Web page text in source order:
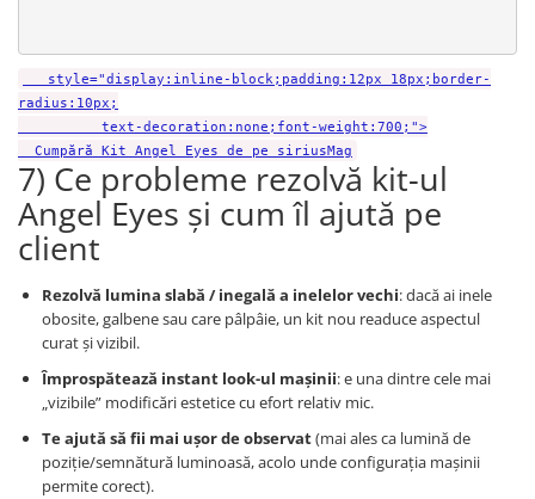
style="display:inline-block;padding:12px 18px;border-
radius:10px;
text-decoration:none;font-weight:700;">
Cumpără Kit Angel Eyes de pe siriusMag
7) Ce probleme rezolvă kit-ul
Angel Eyes și cum îl ajută pe
client
Rezolvă lumina slabă / inegală a inelelor vechi: dacă ai inele
obosite, galbene sau care pâlpâie, un kit nou readuce aspectul
curat și vizibil.
Împrospătează instant look-ul mașinii: e una dintre cele mai
„vizibile” modificări estetice cu efort relativ mic.
Te ajută să fii mai ușor de observat(mai ales ca lumină de
poziție/semnătură luminoasă, acolo unde configurația mașinii
permite corect).